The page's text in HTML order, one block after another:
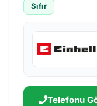
Sıfır
Telefonu